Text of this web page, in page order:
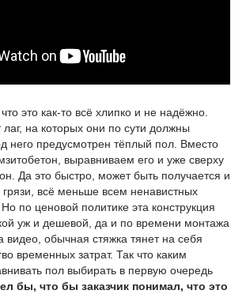
это как-то всё хлипко и не надёжно.
на которых они по сути должны
него предусмотрен тёплый пол. Вместо
выравниваем его и уже сверху
Да это быстро, может быть получается и
всё меньше всем ненавистных
по ценовой политике эта конструкция
уж и дешевой, да и по времени монтажа
видео, обычная стяжка тянет на себя
временных затрат. Так что каким
пол выбирать в первую очередь
бы, что бы заказчик понимал, что это